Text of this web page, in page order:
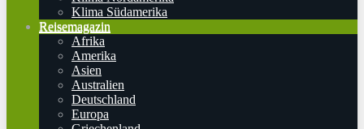
Klima Südamerika
Reisemagazin
Afrika
Amerika
Asien
Australien
Deutschland
Europa